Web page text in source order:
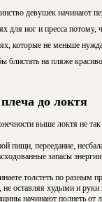
девушек начинают
ног и пресса потому,
которые не меньше
блистать на пляже
до локтя
выше локтя не
пищи, переедание,
запасы
толстеть по
не оставляя худыми и
начинают полнеть от